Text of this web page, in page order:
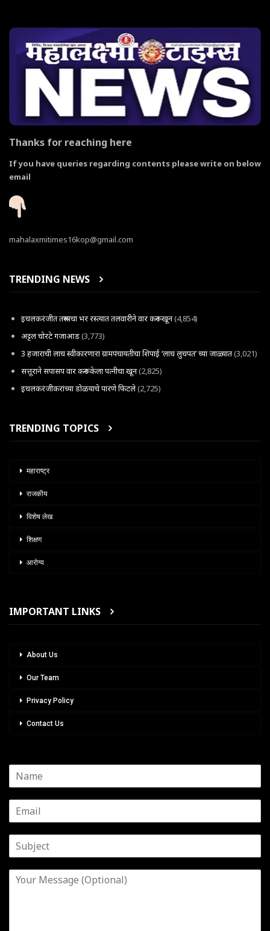
Thanks for reaching here
If you have queries regarding contents please write on below
email
mahalaxmitimes16kop@gmail.com
TRENDING NEWS
इचलकरंजीत तरूणाचा भर रस्त्यात तलवारीने वार करून खून(4,854)
अट्टल चोरटे गजाआड(3,773)
3 हजाराची लाच स्वीकारणारा ग्रामपंचायतीचा शिपाई ‘लाच लुचपत’ च्या जाळ्यात(3,021)
सत्तूराने सपासप वार करून केला पत्नीचा खून(2,825)
इचलकरंजीकरांच्या डोळयाचे पारणे फिटले(2,725)
TRENDING TOPICS
महाराष्ट्र
राजकीय
विशेष लेख
शिक्षण
आरोग्य
IMPORTANT LINKS
About Us
Our Team
Privacy Policy
Contact Us